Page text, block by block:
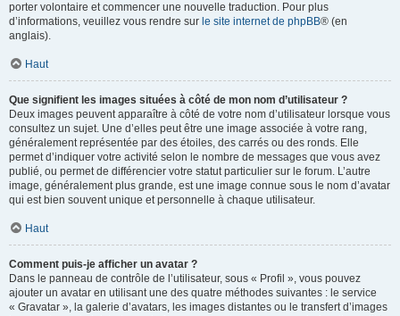
porter volontaire et commencer une nouvelle traduction. Pour plus
d’informations, veuillez vous rendre sur le site internet de phpBB® (en
anglais).
Haut
Que signifient les images situées à côté de mon nom d’utilisateur ?
Deux images peuvent apparaître à côté de votre nom d’utilisateur lorsque vous
consultez un sujet. Une d’elles peut être une image associée à votre rang,
généralement représentée par des étoiles, des carrés ou des ronds. Elle
permet d’indiquer votre activité selon le nombre de messages que vous avez
publié, ou permet de différencier votre statut particulier sur le forum. L’autre
image, généralement plus grande, est une image connue sous le nom d’avatar
qui est bien souvent unique et personnelle à chaque utilisateur.
Haut
Comment puis-je afficher un avatar ?
Dans le panneau de contrôle de l’utilisateur, sous « Profil », vous pouvez
ajouter un avatar en utilisant une des quatre méthodes suivantes : le service
« Gravatar », la galerie d’avatars, les images distantes ou le transfert d’images